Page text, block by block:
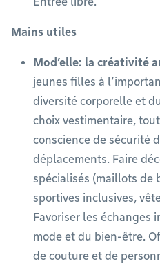
Mains utiles
Mod’elle: la créativité
jeunes filles à
diversité corporelle et
choix vestimentaire,
conscience de sécurité
déplacements. Faire
spécialisés (maillots de
sportives inclusives,
Favoriser les échanges
mode et du bien-être.
de couture et de